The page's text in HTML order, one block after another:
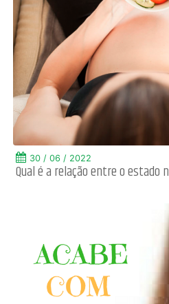
30 / 06 / 2022
Qual é a relação entre o estado